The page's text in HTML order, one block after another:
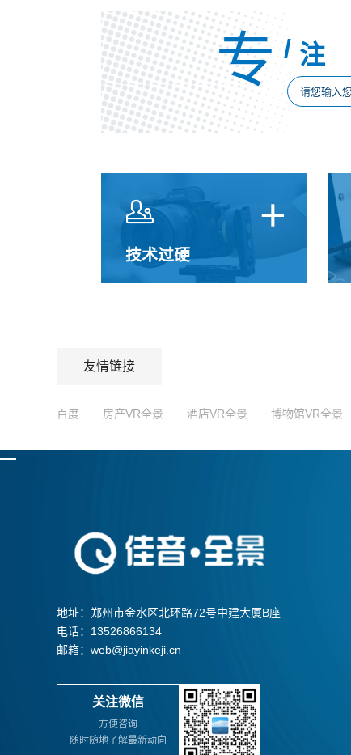
专 / 注

技术过硬
+
友情链接
百度 房产VR全景 酒店VR全景 博物馆VR全景
地址：郑州市金水区北环路72号中建大厦B座
电话：13526866134
邮箱：web@jiayinkeji.cn
关注微信
方便咨询
随时随地了解最新动向